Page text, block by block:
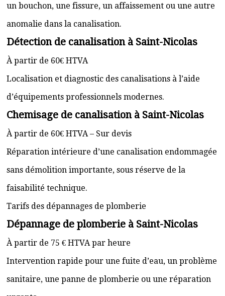
un bouchon, une fissure, un affaissement ou une autre
anomalie dans la canalisation.
Détection de canalisation à Saint-Nicolas
À partir de 60€ HTVA
Localisation et diagnostic des canalisations à l’aide
d’équipements professionnels modernes.
Chemisage de canalisation à Saint-Nicolas
À partir de 60€ HTVA – Sur devis
Réparation intérieure d’une canalisation endommagée
sans démolition importante, sous réserve de la
faisabilité technique.
Tarifs des dépannages de plomberie
Dépannage de plomberie à Saint-Nicolas
À partir de 75 € HTVA par heure
Intervention rapide pour une fuite d’eau, un problème
sanitaire, une panne de plomberie ou une réparation